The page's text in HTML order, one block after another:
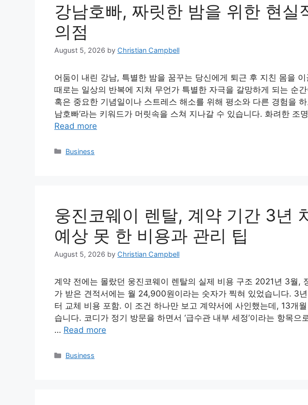
강남호빠, 짜릿한 밤을 위한 현실
의점
August 5, 2026 by Christian Campbell
어둠이 내린 강남, 특별한 밤을 꿈꾸는 당신에게 퇴근 후 지친 몸을
때로는 일상의 반복에 지쳐 무언가 특별한 자극을 갈망하게 되는 순
혹은 중요한 기념일이나 스트레스 해소를 위해 평소와 다른 경험을
남호빠’라는 키워드가 머릿속을 스쳐 지나갈 수 있습니다. 화려한 조
Read more
Categories
Business
웅진코웨이 렌탈, 계약 기간 3년
예상 못 한 비용과 관리 팁
August 5, 2026 by Christian Campbell
계약 전에는 몰랐던 웅진코웨이 렌탈의 실제 비용 구조 2021년 3월,
가 받은 견적서에는 월 24,900원이라는 숫자가 찍혀 있었습니다. 3
터 교체 비용 포함. 이 조건 하나만 보고 계약서에 사인했는데, 13개
습니다. 코디가 정기 방문을 하면서 ‘급수관 내부 세정’이라는 항목
… Read more
Categories
Business